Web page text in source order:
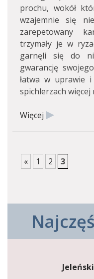
prochu, wokół
wzajemnie się
zarepetowany
trzymały je w
garnęli się do
gwarancję
łatwa w uprawie
spichlerzach
Więcej
« 1 2 3